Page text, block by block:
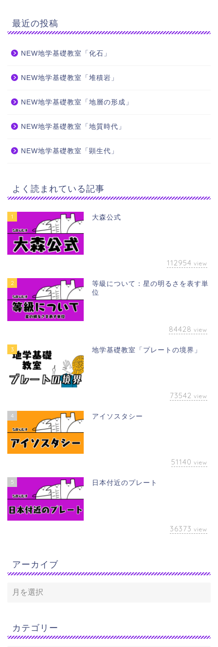
最近の投稿
NEW地学基礎教室「化石」
NEW地学基礎教室「堆積岩」
NEW地学基礎教室「地層の形成」
NEW地学基礎教室「地質時代」
NEW地学基礎教室「顕生代」
よく読まれている記事
1 大森公式
112954 view
2
等級について：星の明るさを表す単
位
84428 view
3 地学基礎教室「プレートの境界」
73542 view
4 アイソスタシー
51140 view
5 日本付近のプレート
36373 view
アーカイブ
カテゴリー